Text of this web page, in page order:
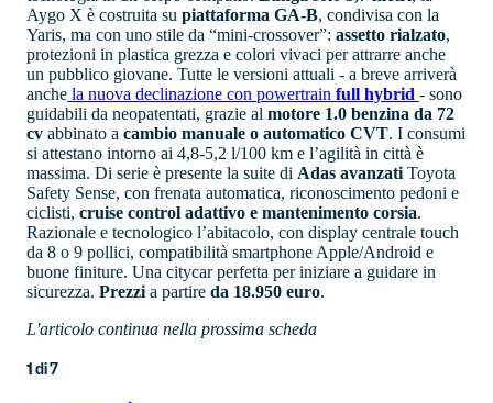
Aygo X è costruita su piattaforma GA-B, condivisa con la
Yaris, ma con uno stile da “mini-crossover”: assetto rialzato,
protezioni in plastica grezza e colori vivaci per attrarre anche
un pubblico giovane. Tutte le versioni attuali - a breve arriverà
anche la nuova declinazione con powertrain full hybrid - sono
guidabili da neopatentati, grazie al motore 1.0 benzina da 72
cv abbinato a cambio manuale o automatico CVT. I consumi
si attestano intorno ai 4,8-5,2 l/100 km e l’agilità in città è
massima. Di serie è presente la suite di Adas avanzati Toyota
Safety Sense, con frenata automatica, riconoscimento pedoni e
ciclisti, cruise control adattivo e mantenimento corsia.
Razionale e tecnologico l’abitacolo, con display centrale touch
da 8 o 9 pollici, compatibilità smartphone Apple/Android e
buone finiture. Una citycar perfetta per iniziare a guidare in
sicurezza. Prezzi a partire da 18.950 euro.
L'articolo continua nella prossima scheda
1di7